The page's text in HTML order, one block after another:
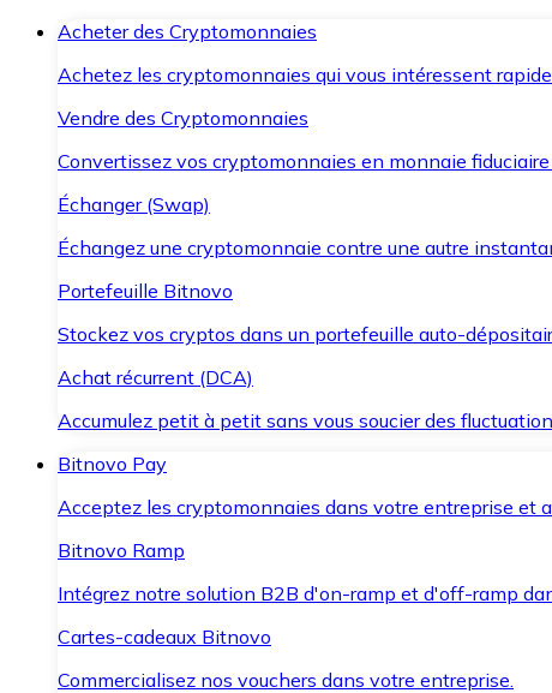
Acheter des Cryptomonnaies
Achetez les cryptomonnaies qui vous intéressent
Vendre des Cryptomonnaies
Convertissez vos cryptomonnaies en monnaie
Échanger (Swap)
Échangez une cryptomonnaie contre une autre
Portefeuille Bitnovo
Stockez vos cryptos dans un portefeuille auto-
Achat récurrent (DCA)
Accumulez petit à petit sans vous soucier des
Bitnovo Pay
Acceptez les cryptomonnaies dans votre entreprise et
Bitnovo Ramp
Intégrez notre solution B2B d'on-ramp et d'off-ramp
Cartes-cadeaux Bitnovo
Commercialisez nos vouchers dans votre entreprise.